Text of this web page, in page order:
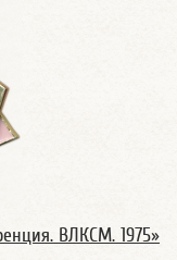
ВЛКСМ. 1975»